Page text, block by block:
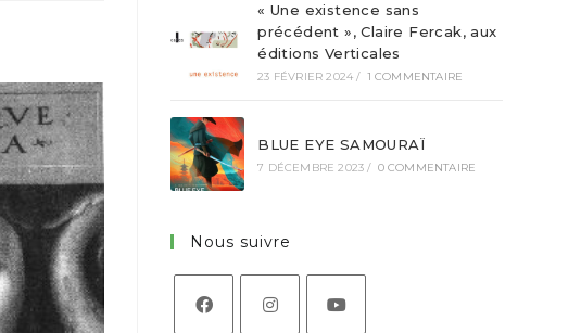
« Une existence sans
précédent », Claire Fercak, aux
éditions Verticales
23 FÉVRIER 2024 / 1 COMMENTAIRE
BLUE EYE SAMOURAÏ
7 DÉCEMBRE 2023 / 0 COMMENTAIRE
Nous suivre